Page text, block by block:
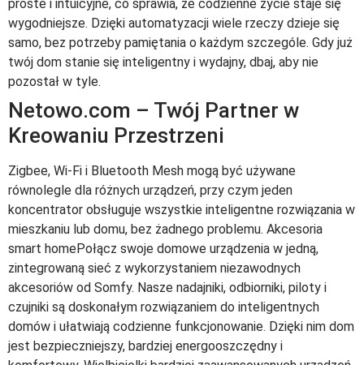
proste i intuicyjne, co sprawia, że codzienne życie staje się
wygodniejsze. Dzięki automatyzacji wiele rzeczy dzieje się
samo, bez potrzeby pamiętania o każdym szczególe. Gdy już
twój dom stanie się inteligentny i wydajny, dbaj, aby nie
pozostał w tyle.
Netowo.com – Twój Partner w
Kreowaniu Przestrzeni
Zigbee, Wi-Fi i Bluetooth Mesh mogą być używane
równolegle dla różnych urządzeń, przy czym jeden
koncentrator obsługuje wszystkie inteligentne rozwiązania w
mieszkaniu lub domu, bez żadnego problemu. Akcesoria
smart homePołącz swoje domowe urządzenia w jedną,
zintegrowaną sieć z wykorzystaniem niezawodnych
akcesoriów od Somfy. Nasze nadajniki, odbiorniki, piloty i
czujniki są doskonałym rozwiązaniem do inteligentnych
domów i ułatwiają codzienne funkcjonowanie. Dzięki nim dom
jest bezpieczniejszy, bardziej energooszczędny i